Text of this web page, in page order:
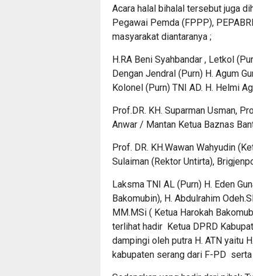
Acara halal bihalal tersebut juga
Pegawai Pemda (FPPP),
masyarakat diantaranya ;
H.RA Beni Syahbandar , Letkol
Dengan Jendral (Purn) H. Agum
Kolonel (Purn) TNI AD. H. Helmi
Prof.DR. KH. Suparman Usman,
Anwar / Mantan Ketua Baznas
Prof. DR. KH.Wawan Wahyudin
Sulaiman (Rektor Untirta),
Laksma TNI AL (Purn) H. Eden
Bakomubin), H. Abdulrahim
MM.MSi ( Ketua Harokah
terlihat hadir Ketua DPRD
dampingi oleh putra H. ATN yaitu
kabupaten serang dari F-PD